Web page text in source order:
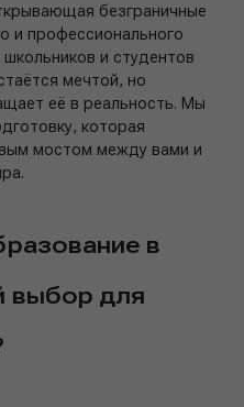
безграничные
и профессионального
и студентов
мечтой, но
её в реальность. Мы
которая
мостом между вами и
в
выбор для